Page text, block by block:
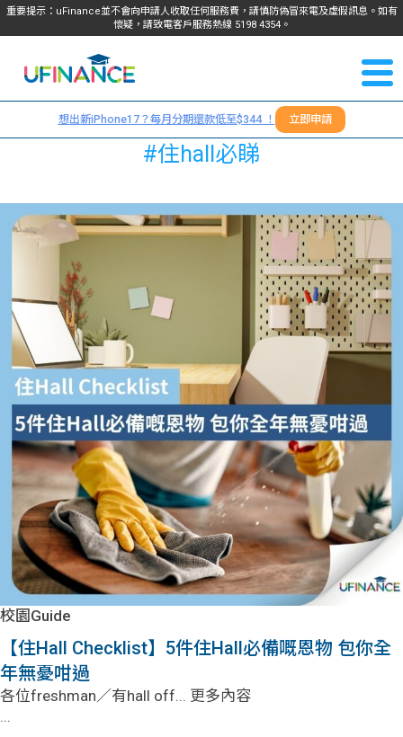
重要提示：uFinance並不會向申請人收取任何服務費，請慎防偽冒來電及虛假訊息。如有
懷疑，請致電客戶服務熱線 5198 4354。
我們
服務
貸款
計算
機
學生
故事
分享
大學
Blog
大專
生筍
工推
介
搵工
常見
問題
學生
福利
uFina
nce
校園
贊助
聯絡
我們
們
＋
4354
想出新iPhone17？每月分期還款低至$344 ！ 立即申請
#住hall必睇
校園Guide
【住Hall Checklist】5件住Hall必備嘅恩物 包你全
年無憂咁過
各位freshman／有hall off... 更多內容
...